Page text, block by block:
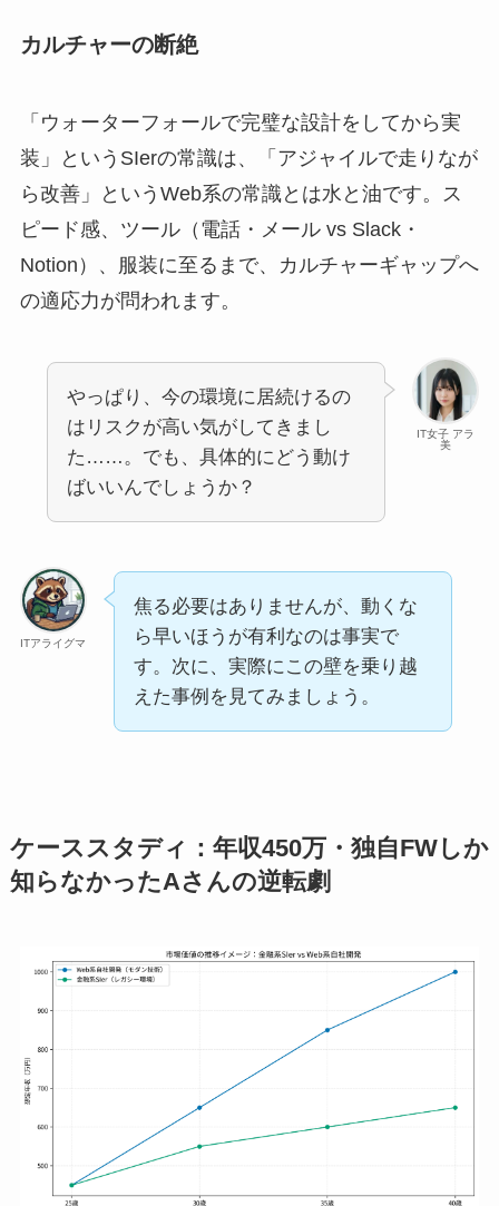
カルチャーの断絶
「ウォーターフォールで完璧な設計をしてから実
装」というSIerの常識は、「アジャイルで走りなが
ら改善」というWeb系の常識とは水と油です。ス
ピード感、ツール（電話・メール vs Slack・
Notion）、服装に至るまで、カルチャーギャップへ
の適応力が問われます。
IT女子 アラ
美
やっぱり、今の環境に居続けるの
はリスクが高い気がしてきまし
た……。でも、具体的にどう動け
ばいいんでしょうか？
ITアライグマ
焦る必要はありませんが、動くな
ら早いほうが有利なのは事実で
す。次に、実際にこの壁を乗り越
えた事例を見てみましょう。
ケーススタディ：年収450万・独自FWしか
知らなかったAさんの逆転劇